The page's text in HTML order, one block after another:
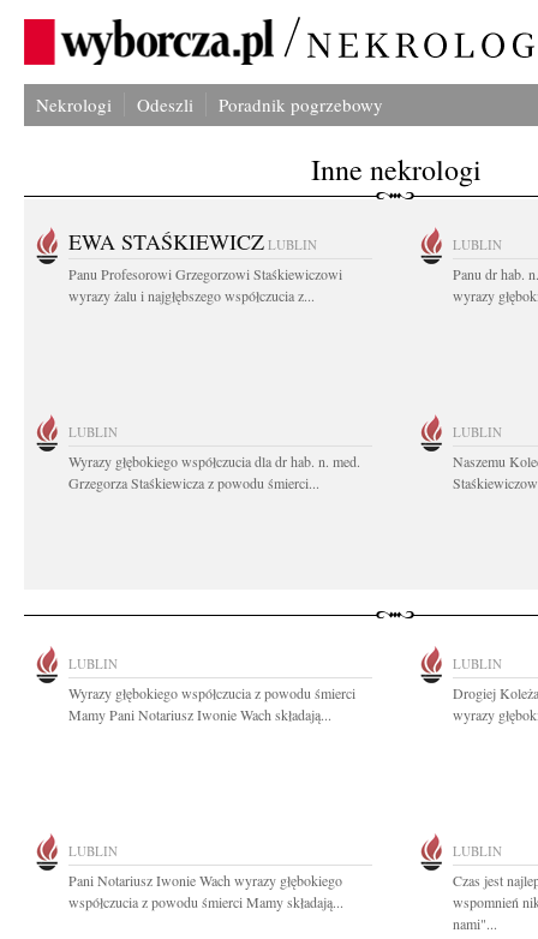
Nekrologi Odeszli Poradnik pogrzebowy
Inne nekrologi
EWA STAŚKIEWICZ LUBLIN
Panu Profesorowi Grzegorzowi Staśkiewiczowi
wyrazy żalu i najgłębszego współczucia z...
LUBLIN
Panu dr hab.
wyrazy
LUBLIN
Wyrazy głębokiego współczucia dla dr hab. n. med.
Grzegorza Staśkiewicza z powodu śmierci...
LUBLIN
Naszemu
LUBLIN
Wyrazy głębokiego współczucia z powodu śmierci
Mamy Pani Notariusz Iwonie Wach składają...
LUBLIN
Drogiej
wyrazy
LUBLIN
Pani Notariusz Iwonie Wach wyrazy głębokiego
współczucia z powodu śmierci Mamy składają...
LUBLIN
Czas jest
wspomnień
nami"...